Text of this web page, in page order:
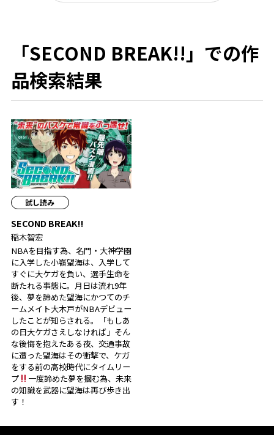
「SECOND BREAK!!」での作
品検索結果
試し読み
SECOND BREAK!!
稲木智宏
NBAを目指す為、名門・大神学園
に入学した小嶺望海は、入学して
すぐに大ケガを負い、選手生命を
断たれる事態に。月日は流れ9年
後、夢を諦めた望海にかつてのチ
ームメイト大木戸がNBAデビュー
したことが知らされる。「もしあ
の日大ケガさえしなければ」そん
な後悔を抱えたある夜、交通事故
に遭った望海はその衝撃で、ケガ
をする前の高校時代にタイムリー
プ
一度諦めた夢を摑む為、未来
の知識を武器に望海は再び歩き出
す！